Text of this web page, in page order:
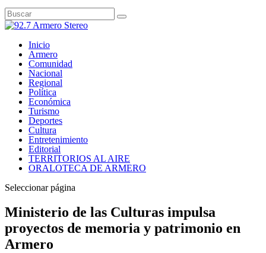
Inicio
Armero
Comunidad
Nacional
Regional
Política
Económica
Turismo
Deportes
Cultura
Entretenimiento
Editorial
TERRITORIOS AL AIRE
ORALOTECA DE ARMERO
Seleccionar página
Ministerio de las Culturas impulsa
proyectos de memoria y patrimonio en
Armero